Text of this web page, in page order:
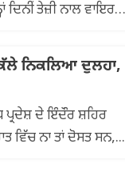
ਦਿਨੀਂ ਤੇਜ਼ੀ ਨਾਲ ਵਾਇਰਲ
ਨਿਕਲਿਆ ਦੁਲਹਾ,
ਪ੍ਰਦੇਸ਼ ਦੇ ਇੰਦੌਰ ਸ਼ਹਿਰ
ਵਿੱਚ ਨਾ ਤਾਂ ਦੋਸਤ ਸਨ,...